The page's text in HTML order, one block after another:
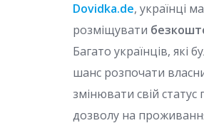
Dovidka.de, українці
розміщувати
Багато українців, які
шанс розпочати
змінювати свій
дозволу на